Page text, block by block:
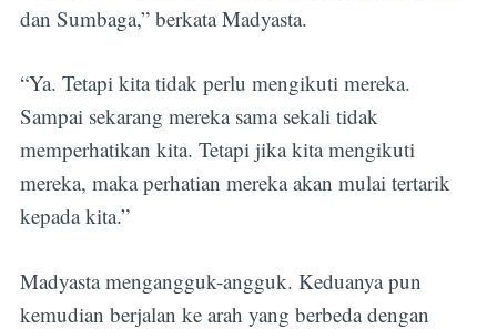
dan Sumbaga,” berkata Madyasta.
“Ya. Tetapi kita tidak perlu mengikuti mereka.
Sampai sekarang mereka sama sekali tidak
memperhatikan kita. Tetapi jika kita mengikuti
mereka, maka perhatian mereka akan mulai tertarik
kepada kita.”
Madyasta mengangguk-angguk. Keduanya pun
kemudian berjalan ke arah yang berbeda dengan